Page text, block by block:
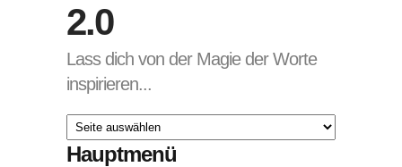
2.0
Lass dich von der Magie der Worte
inspirieren...
Hauptmenü